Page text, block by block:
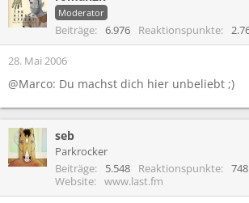
l
e
l
t
a
Moderator
Beiträge 6.976 Reaktionspunkte
28. Mai 2006
@Marco: Du machst dich hier unbeliebt ;)
seb
Parkrocker
Beiträge
5.548 Reaktionspunkte 748
Website
www.last.fm